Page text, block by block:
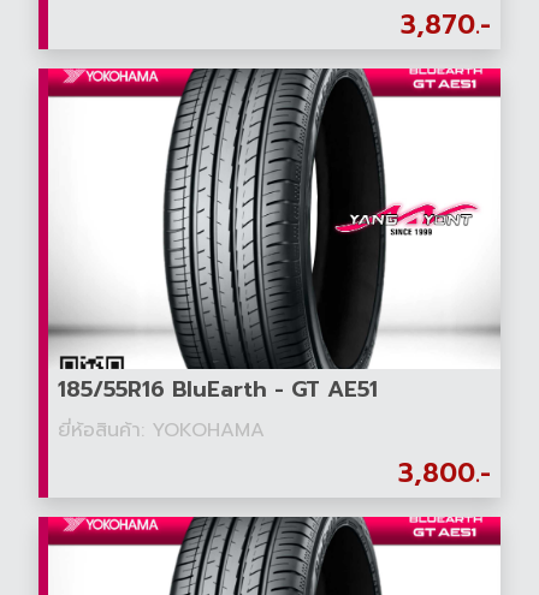
3,870.-
185/55R16 BluEarth - GT AE51
ยี่ห้อสินค้า: YOKOHAMA
3,800.-